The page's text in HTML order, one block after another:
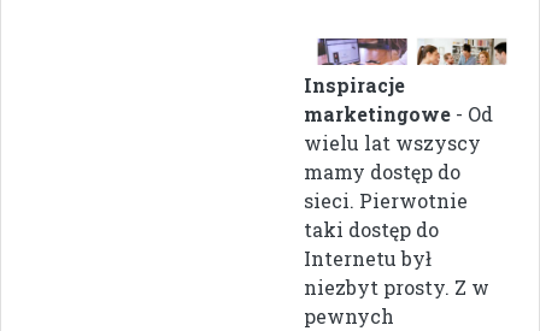
Inspiracje
marketingowe - Od
wielu lat wszyscy
mamy dostęp do
sieci. Pierwotnie
taki dostęp do
Internetu był
niezbyt prosty. Z w
pewnych